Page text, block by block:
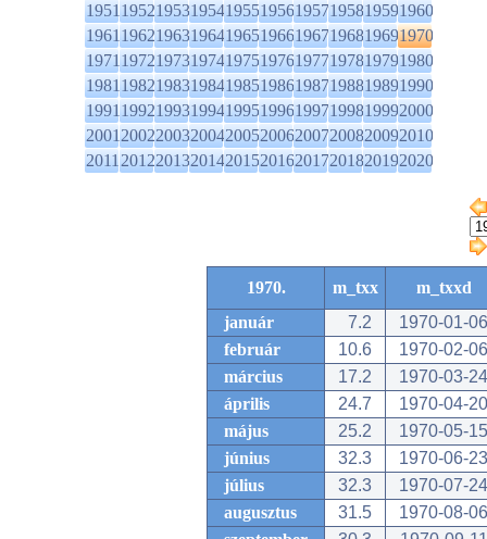
1951195219531954195519561957195819591960
1961196219631964196519661967196819691970
1971197219731974197519761977197819791980
1981198219831984198519861987198819891990
1991199219931994199519961997199819992000
2001200220032004200520062007200820092010
2011201220132014201520162017201820192020
1970. m_txx
m_txxd
január
7.2
1970-01-06
február
10.6
1970-02-06
március
17.2
1970-03-24
április
24.7
1970-04-20
május
25.2
1970-05-15
június
32.3
1970-06-23
július
32.3
1970-07-24
augusztus
31.5
1970-08-06